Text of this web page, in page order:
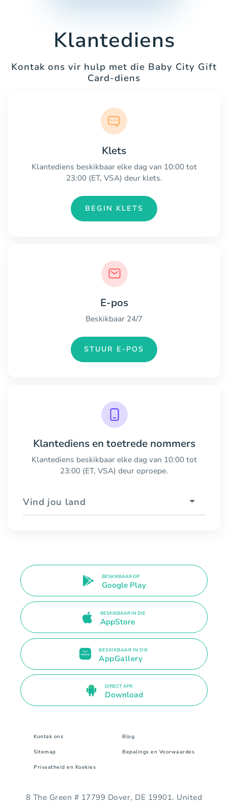
Klantediens
Kontak ons vir hulp met die Baby City Gift
Card-diens
Klets
Klantediens beskikbaar elke dag van 10:00 tot
23:00 (ET, VSA) deur klets.
BEGIN KLETS
E-pos
Beskikbaar 24/7
STUUR E-POS
Klantediens en toetrede nommers
Klantediens beskikbaar elke dag van 10:00 tot
23:00 (ET, VSA) deur oproepe.
Vind jou land
BESKIKBAAR OP
Google Play
BESKIKBAAR IN DIE
AppStore
BESKIKBAAR IN DIE
AppGallery
DIRECT APK
Download
Kontak ons Blog
Sitemap Bepalings en Voorwaardes
Privaatheid en Koekies
8 The Green # 17799 Dover, DE 19901. United